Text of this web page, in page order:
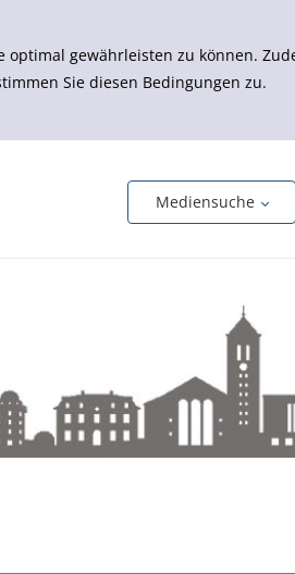
gewährleisten zu können.
Sie diesen Bedingungen zu.
Mediensuche